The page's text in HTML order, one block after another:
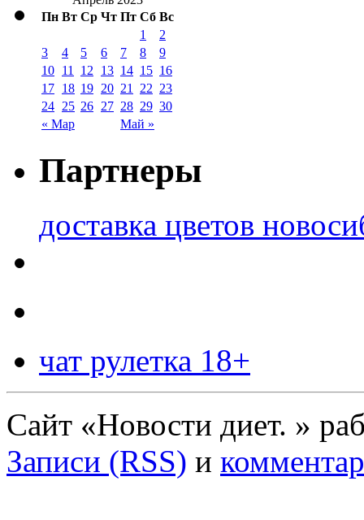
Пн Вт Ср Чт Пт Сб Вс
« Мар Май »
1
2
3
4 5 6 7 8
9
10 11 12 13 14 15 16
17 18 19 20 21 22 23
24 25 26 27 28 29 30
Партнеры
доставка цветов
чат рулетка 18+
Сайт «Новости диет. »
Записи (RSS) и